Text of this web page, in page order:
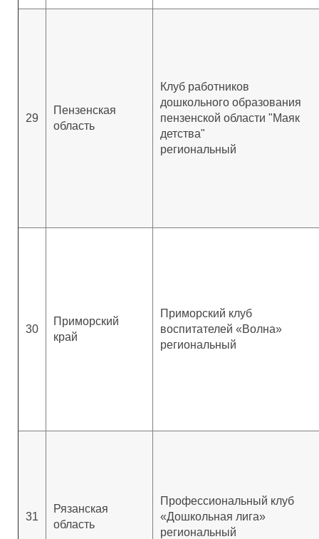
29
Пензенская
область
Клуб работников
дошкольного образования
пензенской области "Маяк
детства"
региональный
30
Приморский
край
Приморский клуб
воспитателей «Волна»
региональный
31
Рязанская
область
Профессиональный клуб
«Дошкольная лига»
региональный